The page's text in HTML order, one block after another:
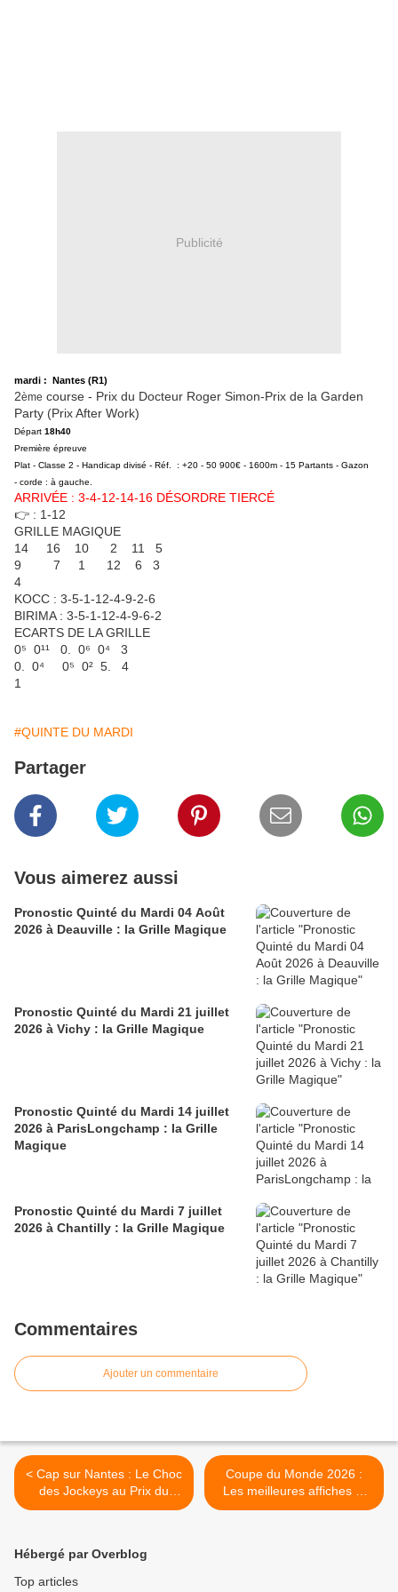
Publicité
mardi : Nantes (R1)
2ème course - Prix du Docteur Roger Simon-Prix de la Garden
Party (Prix After Work)
Départ 18h40
Première épreuve
Plat - Classe 2 - Handicap divisé - Réf. : +20 - 50 900€ - 1600m - 15 Partants - Gazon
- corde : à gauche.
ARRIVÉE : 3-4-12-14-16 DÉSORDRE TIERCÉ
👉 : 1-12
GRILLE MAGIQUE
14 16 10 2 11 5
9 7 1 12 6 3
4
KOCC : 3-5-1-12-4-9-2-6
BIRIMA : 3-5-1-12-4-9-6-2
ECARTS DE LA GRILLE
0⁵ 0¹¹ 0. 0⁶ 0⁴ 3
0. 0⁴ 0⁵ 0² 5. 4
1
#QUINTE DU MARDI
Partager
Vous aimerez aussi
Pronostic Quinté du Mardi 04 Août
2026 à Deauville : la Grille Magique
Pronostic Quinté du Mardi 21 juillet
2026 à Vichy : la Grille Magique
Pronostic Quinté du Mardi 14 juillet
2026 à ParisLongchamp : la Grille
Magique
Pronostic Quinté du Mardi 7 juillet
2026 à Chantilly : la Grille Magique
Commentaires
Ajouter un commentaire
< Cap sur Nantes : Le Choc
des Jockeys au Prix du
Docteur Roger Simon !
Coupe du Monde 2026 :
Les meilleures affiches et
notre sélection de cotes à
Hébergé par Overblog
Top articles